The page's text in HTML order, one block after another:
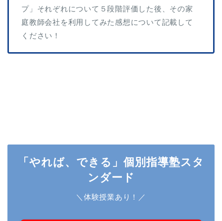
プ」それぞれについて５段階評価した後、その家
庭教師会社を利用してみた感想について記載して
ください！
「やれば、できる」個別指導塾スタ
ンダード
＼体験授業あり！／